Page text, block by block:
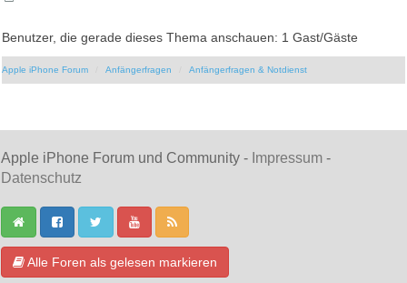
Benutzer, die gerade dieses Thema anschauen: 1 Gast/Gäste
Apple iPhone Forum Anfängerfragen Anfängerfragen & Notdienst
Apple iPhone Forum und Community - Impressum -
Datenschutz
Alle Foren als gelesen markieren